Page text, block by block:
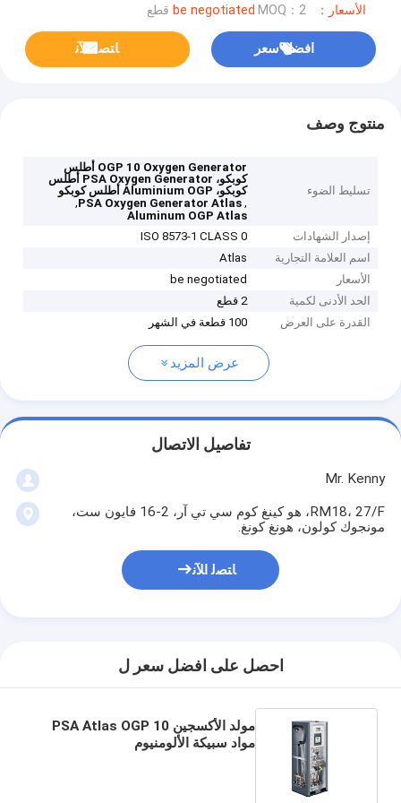
الأسعار：be negotiated MOQ：2 قطع
افضل سعر ﺎﺘﺼﻟ ﺍﻶﻧ
منتوج وصف
تسليط الضوء
OGP 10 Oxygen Generator أطلس
كوبكو، PSA Oxygen Generator أطلس
كوبكو، Aluminium OGP أطلس كوبكو
,
PSA Oxygen Generator Atlas
,
Aluminum OGP Atlas
إصدار الشهادات
ISO 8573-1 CLASS 0
اسم العلامة التجارية
Atlas
الأسعار
be negotiated
الحد الأدنى لكمية
2 قطع
القدرة على العرض
100 قطعة في الشهر
عرض المزيد
تفاصيل الاتصال
Mr. Kenny
RM18، 27/F، هو كينغ كوم سي تي آر، 2-16 فايون ست،
مونجوك كولون، هونغ كونغ.
ﺎﺘﺼﻟ ﺍﻶﻧ
احصل على افضل سعر ل
مولد الأكسجين PSA Atlas OGP 10
مواد سبيكة الألومنيوم